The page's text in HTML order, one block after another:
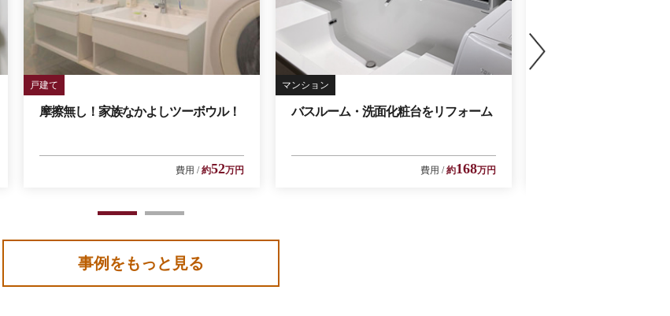
戸建て
摩擦無し！家族なかよしツーボウル！
費用 約52万円
マンション
バスルーム・洗面化粧台をリフォーム
費用 約168万円
1 2
事例をもっと見る